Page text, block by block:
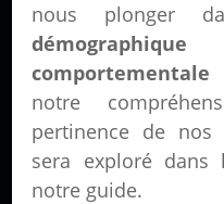
nous plonger
comportementale
notre
pertinence de nos
sera exploré dans
notre guide.